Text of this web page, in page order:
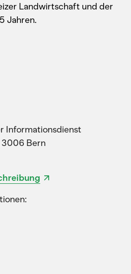
Landwirtschaft und der
Jahren.
Informationsdienst
3006 Bern